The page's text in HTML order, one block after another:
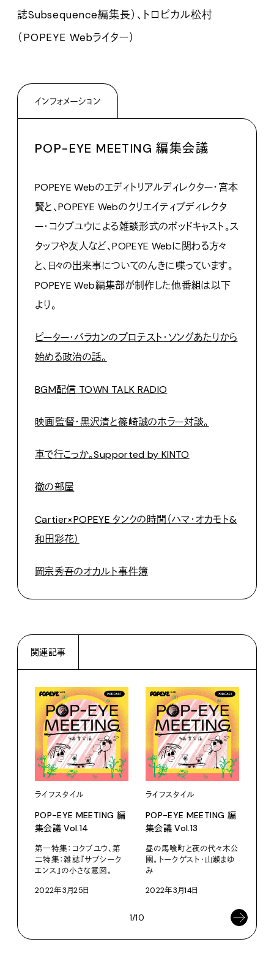
誌Subsequence編集長）、トロピカル松村
（POPEYE Webライター）
インフォメーション
POP-EYE MEETING 編集会議
POPEYE Webのエディトリアルディレクター・宮本
賢と、POPEYE Webのクリエイティブディレクタ
ー・コクブユウによる雑談形式のポッドキャスト。ス
タッフや友人など、POPEYE Webに関わる方々
と、日々の出来事についてのんきに喋っています。
POPEYE Web編集部が制作した他番組は以下
より。
ピーター・バラカンのプロテスト・ソングあたりから
始める政治の話。
BGM配信 TOWN TALK RADIO
映画監督・黒沢清と篠崎誠のホラー対談。
車で行こっか。Supported by KINTO
徹の部屋
Cartier×POPEYE タンクの時間（ハマ・オカモト&
和田彩花）
岡宗秀吾のオカルト事件簿
関連記事
ライフスタイル
POP-EYE MEETING 編
集会議 Vol.14
第一特集：コクブユウ、第
二特集：雑誌『サブシーク
エンス』の小さな意図。
2022年3月25日
ライフスタイル
POP-EYE MEETING 編
集会議 Vol.13
昼の馬喰町と夜の代々木公
園。トークゲスト・山瀬まゆ
み
2022年3月14日
1/10